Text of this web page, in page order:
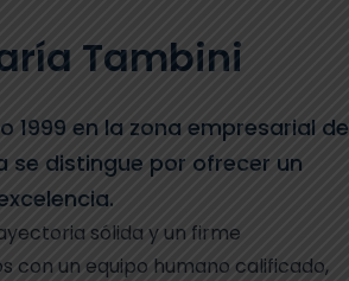
Tambini
1999 en la zona empresarial de
se distingue por ofrecer un
sólida y un firme
con un equipo humano calificado,